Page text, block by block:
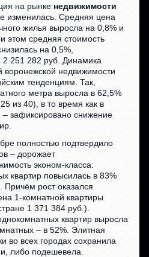
на рынке недвижимости
изменилась. Средняя цена
жилья выросла на 0,8% и
этом средняя стоимость
на 0,5%,
2 251 282 руб. Динамика
воронежской недвижимости
тенденциям. Так,
метра выросла в 62,5%
из 40), в то время как в
– зафиксировано снижение
полностью подтвердило
– дорожает
эконом-класса:
квартир повысилась в 83%
Причём рост оказался
1-комнатной квартиры
1 371 384 руб.).
квартир выросла
– в 52%. Элитная
во всех городах сохранила
либо подешевела.